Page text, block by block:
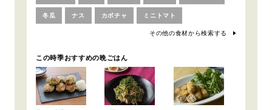
冬瓜 ナス カボチャ ミニトマト
その他の食材から検索する
この時季おすすめの晩ごはん